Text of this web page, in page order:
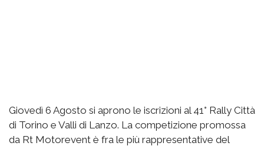
Giovedì 6 Agosto si aprono le iscrizioni al 41° Rally Città
di Torino e Valli di Lanzo. La competizione promossa
da Rt Motorevent è fra le più rappresentative del